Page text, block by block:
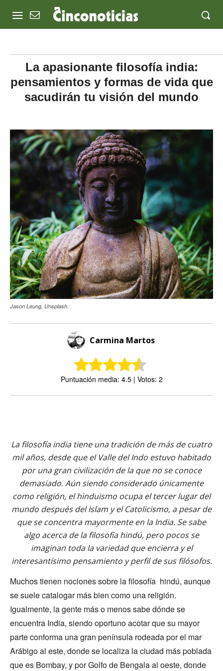
La apasionante filosofía india:
pensamientos y formas de vida que
sacudirán tu visión del mundo
Jason Leung, Unsplash.
Carmina Martos
Puntuación media: 4.5 | Votos: 2
La filosofía india tiene una tradición de más de cuatro
mil años, desde que el Valle del Indo estuvo habitado
por una gran civilización de la que no se conoce
demasiado. Aún siendo considerado únicamente
como religión, el hinduismo ocupa el tercer lugar del
mundo después del Islam y el Catolicismo, a pesar de
que se concentra mayormente en la India. Se sabe
algo acerca de la filosofía hindú, pero pocos se
imaginan toda la variedad que encierra y el
interesantísimo pensamiento y perfil de sus filósofos.
Muchos tienen nociones sobre la filosofía hindú, aunque
se suele catalogar más bien como una religión.
Igualmente, la gente más o menos sabe dónde se
encuentra India, siendo oportuno acotar que su mayor
parte conforma una gran península rodeada por el mar
Arábigo al este, donde se localiza la ciudad más poblada
que es Bombay, y por Golfo de Bengala al oeste, donde